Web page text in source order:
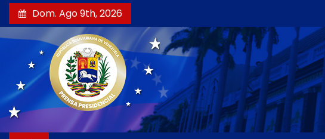
a
l
Dom. Ago 9th, 2026